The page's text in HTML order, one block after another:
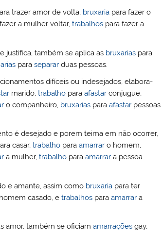
trazer amor de volta, bruxaria para fazer o
a mulher voltar,trabalhos para fazer a
justifica, também se aplica as bruxariaspara
para separarduas pessoas.
difíceis ou indesejados, elabora-
marido, trabalhopara afastarconjugue,
o companheiro, bruxariaspara afastarpessoas
é desejado e porem teima em não ocorrer,
casar, trabalhopara amarraro homem,
a mulher, trabalhopara amarrara pessoa
e amante, assim como bruxaria para ter
casado, etrabalhos paraamarrar a
amor, também se oficiamamarrações gay,